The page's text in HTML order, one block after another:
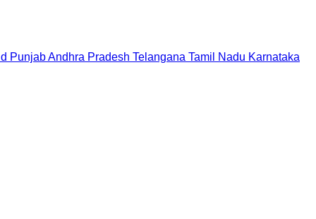
PunjabAndhra Pradesh Telangana Tamil Nadu Karnataka